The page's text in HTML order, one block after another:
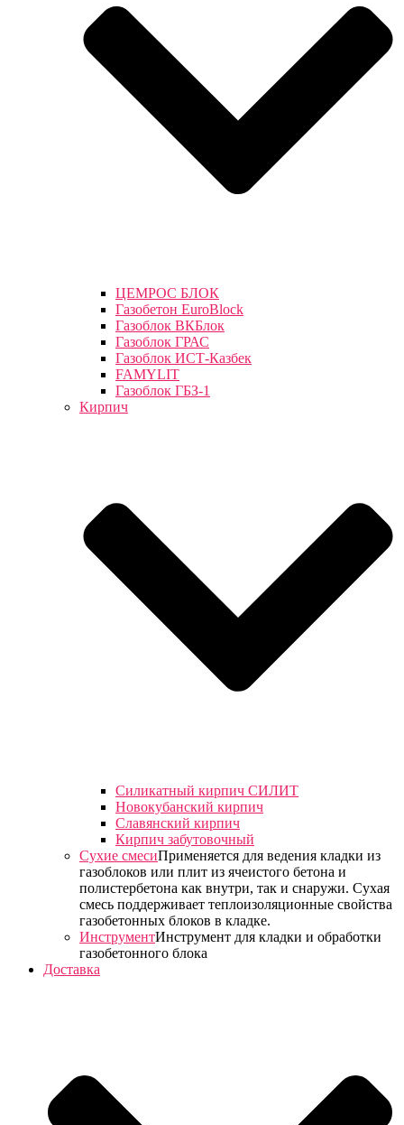
ЦЕМРОС БЛОК
Газобетон EuroBlock
Газоблок ВКБлок
Газоблок ГРАС
Газоблок ИСТ-Казбек
FAMYLIT
Газоблок ГБЗ-1
Кирпич
Силикатный кирпич СИЛИТ
Новокубанский кирпич
Славянский кирпич
Кирпич забутовочный
Сухие смесиПрименяется для ведения кладки из
газоблоков или плит из ячеистого бетона и
полистербетона как внутри, так и снаружи. Сухая
смесь поддерживает теплоизоляционные свойства
газобетонных блоков в кладке.
ИнструментИнструмент для кладки и обработки
газобетонного блока
Доставка